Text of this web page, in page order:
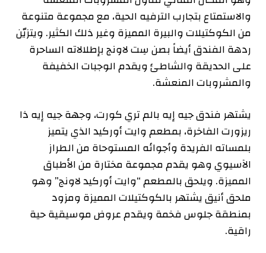
والاستمتاع بتجارب الترفيه الحية، مع مجموعة متنوعة
من الكوكتيلات والبيرة المميزة وغير ذلك الكثير. ويتزيّن
ردهة الفندق أيضاً بصن سِت لاونج بإطلالاته الساحرة
على الحديقة والشاطئ ويقدم الوجبات الخفيفة
والمشروبات المنعشة.
يشتهر فندق جيه إيه بالم تري كورت، وجهة جيه إيه ذا
ريزورت الفاخرة، بمطعم وايت أوركيد الذي يتميز
بلمساته الفريدة وأجوائه المستوحاة من الطراز
الآسيوي وهو يقدم مجموعة مختارة من الأطباق
المميزة. ويلحق بالمطعم “وايت أوركيد لاونج” وهو
ملحق أنيق يشتهر بالكوكتيلات المميزة ومزود
بمنطقة جلوس فخمة ويقدم عروض موسيقية حية
راقية.